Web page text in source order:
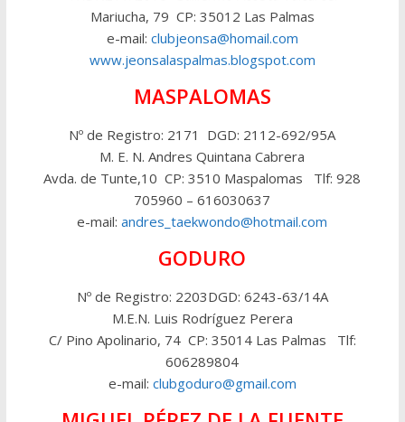
Mariucha, 79 CP: 35012 Las Palmas
e-mail: clubjeonsa@homail.com
www.jeonsalaspalmas.blogspot.com
MASPALOMAS
Nº de Registro: 2171 DGD: 2112-692/95A
M. E. N. Andres Quintana Cabrera
Avda. de Tunte,10 CP: 3510 Maspalomas Tlf: 928
705960 – 616030637
e-mail:andres_taekwondo@hotmail.com
GODURO
Nº de Registro: 2203DGD: 6243-63/14A
M.E.N. Luis Rodríguez Perera
C/ Pino Apolinario, 74 CP: 35014 Las Palmas Tlf:
606289804
e-mail: clubgoduro@gmail.com